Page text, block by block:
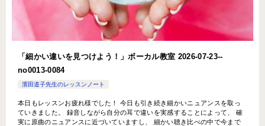
「細かい違いを見つけよう！」ボーカル教室 2026-07-23-­
no0013-­0084
濱田道子先生のレッスンノート
本日もレッスンお疲れ様でした！ 今日も引き続き細かいニュアンスを取っ
ていきました。 録音しながら自分の耳で違いを実感することによって、 確
実に原曲のニュアンスに近づいていますし、 細かい聴き比べの中で今まで